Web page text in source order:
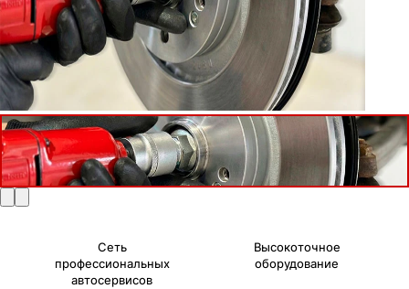
Сеть
профессиональных
автосервисов
Высокоточное
оборудование